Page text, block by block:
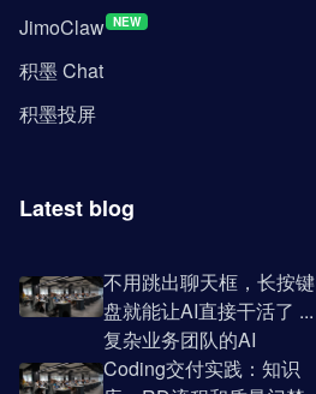
JimoClaw NEW
积墨 Chat
积墨投屏
Latest blog
不用跳出聊天框，长按键
盘就能让AI直接干活了 ...
复杂业务团队的AI
Coding交付实践：知识